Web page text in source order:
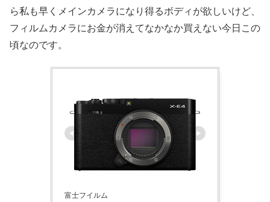
ら私も早くメインカメラになり得るボディが欲しいけど、
フィルムカメラにお金が消えてなかなか買えない今日この
頃なのです。
富士フイルム